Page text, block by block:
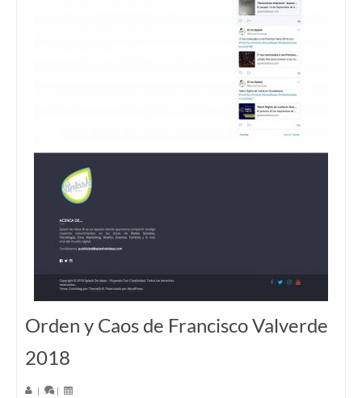
Orden y Caos de Francisco Valverde
2018
| |